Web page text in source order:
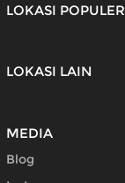
LOKASI POPULER
LOKASI LAIN
MEDIA
Blog